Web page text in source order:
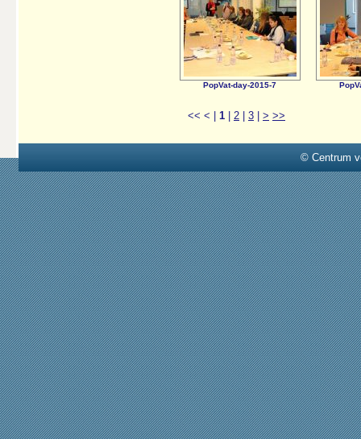
PopVat-day-2015-7
<< < 1 2 3 > >>
© Centrum